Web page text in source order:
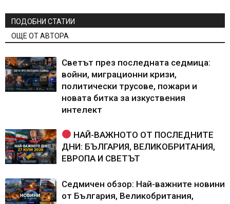
ПОДОБНИ СТАТИИ
ОЩЕ ОТ АВТОРА
Светът през последната седмица:
войни, миграционни кризи,
политически трусове, пожари и
новата битка за изкуствения
интелект
НАЙ-ВАЖНОТО ОТ ПОСЛЕДНИТЕ
ДНИ: БЪЛГАРИЯ, ВЕЛИКОБРИТАНИЯ,
ЕВРОПА И СВЕТЪТ
Седмичен обзор: Най-важните новини
от България, Великобритания,